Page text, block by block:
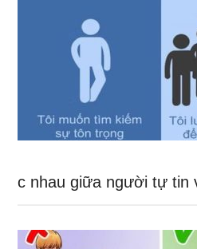
c nhau giữa người tự tin